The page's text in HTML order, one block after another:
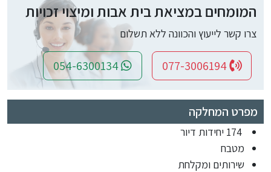
המומחים במציאת בית אבות ומיצוי זכויות
צרו קשר לייעוץ והכוונה ללא תשלום
מפרט המחלקה
מטבח
שירותים ומקלחת